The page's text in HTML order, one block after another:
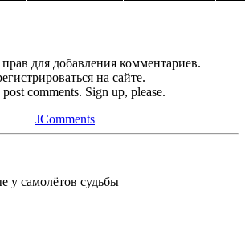
для добавления комментариев.
на сайте.
comments. Sign up, please.
JComments
у самолётов судьбы